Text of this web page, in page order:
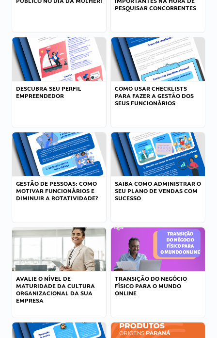
PESQUISAR CONCORRENTES
DESCUBRA SEU PERFIL
EMPREENDEDOR
COMO USAR CHECKLISTS
PARA FAZER A GESTÃO DOS
SEUS FUNCIONÁRIOS
GESTÃO DE PESSOAS: COMO
MOTIVAR FUNCIONÁRIOS E
DIMINUIR A ROTATIVIDADE?
SAIBA COMO ADMINISTRAR O
SEU PLANO DE VENDAS COM
SUCESSO
AVALIE O NÍVEL DE
MATURIDADE DA CULTURA
ORGANIZACIONAL DA SUA
EMPRESA
TRANSIÇÃO DO NEGÓCIO
FÍSICO PARA O MUNDO
ONLINE